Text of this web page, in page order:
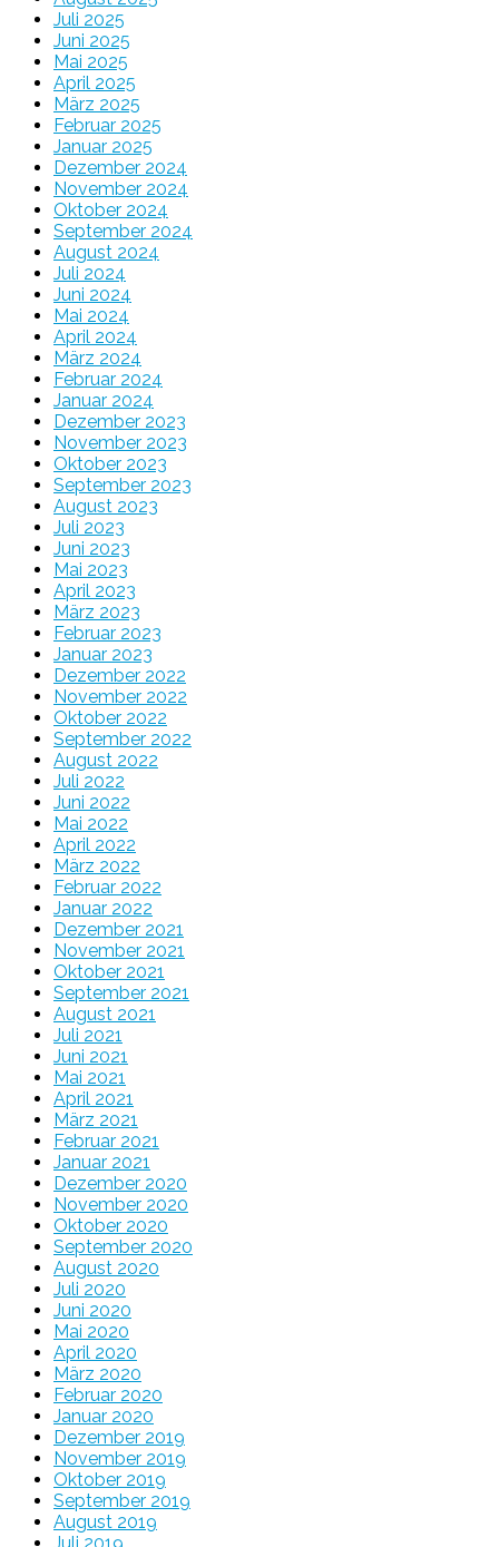
Juli 2025
Juni 2025
Mai 2025
April 2025
März 2025
Februar 2025
Januar 2025
Dezember 2024
November 2024
Oktober 2024
September 2024
August 2024
Juli 2024
Juni 2024
Mai 2024
April 2024
März 2024
Februar 2024
Januar 2024
Dezember 2023
November 2023
Oktober 2023
September 2023
August 2023
Juli 2023
Juni 2023
Mai 2023
April 2023
März 2023
Februar 2023
Januar 2023
Dezember 2022
November 2022
Oktober 2022
September 2022
August 2022
Juli 2022
Juni 2022
Mai 2022
April 2022
März 2022
Februar 2022
Januar 2022
Dezember 2021
November 2021
Oktober 2021
September 2021
August 2021
Juli 2021
Juni 2021
Mai 2021
April 2021
März 2021
Februar 2021
Januar 2021
Dezember 2020
November 2020
Oktober 2020
September 2020
August 2020
Juli 2020
Juni 2020
Mai 2020
April 2020
März 2020
Februar 2020
Januar 2020
Dezember 2019
November 2019
Oktober 2019
September 2019
August 2019
Juli 2019